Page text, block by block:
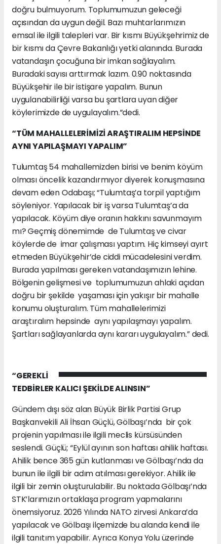
doğru bulmuyorum. Toplumumuzun geleceği
açısından da uygun değil. Bazı muhtarlarımızın
emsal ile ilgili talepleri var. Bir kısmı Büyükşehrimiz de
bir kısmı da Çevre Bakanlığı yetki alanında. Burada
vatandaşın çocuğuna bir imkan sağlayalım.
Buradaki sayısı arttırmak lazım. 0.90 noktasında
Büyükşehir ile bir istişare yapalım. Bunun
uygulanabilirliği varsa bu şartlara uyan diğer
köylerimizde de uygulayalım.”dedi.
“TÜM MAHALLELERİMİZİ ARAŞTIRALIM HEPSİNDE
AYNI YAPILAŞMAYI YAPALIM”
Tulumtaş 54 mahallemizden birisi ve benim köyüm
olması öncelik kazandırmıyor diyerek konuşmasına
devam eden Odabaşı; “Tulumtaş’a torpil yaptığım
söyleniyor. Yapılacak bir iş varsa Tulumtaş’a da
yapılacak. Köyüm diye oranın hakkını savunmayım
mı? Geçmiş dönemimde de Tulumtaş ve civar
köylerde de imar çalışması yaptım. Hiç kimseyi ayırt
etmeden Büyükşehir’de ciddi mücadelesini verdim.
Burada yapılması gereken vatandaşımızın lehine.
Bölgenin gelişmesi ve toplumumuzun ahlaki açıdan
doğru bir şekilde yaşaması için yakışır bir mahalle
konumu oluşturalım. Tüm mahallelerimizi
araştıralım hepsinde aynı yapılaşmayı yapalım.
Şartları sağlayanlarda aynı kararı uygulayalım.” dedi.
“GEREKLİ
TEDBİRLER KALICI ŞEKİLDE ALINSIN”
Gündem dışı söz alan Büyük Birlik Partisi Grup
Başkanvekili Ali İhsan Güçlü, Gölbaşı’nda bir çok
projenin yapılması ile ilgili meclis kürsüsünden
seslendi. Güçlü; “Eylül ayının son haftası ahilik haftası.
Ahilik bence 365 gün kutlanması ve Gölbaşı’nda da
bunun ile ilgili bir adım atılması gerekiyor. Ahilik ile
ilgili bir zemin oluşturulabilir. Bu noktada Gölbaşı’nda
STK’larımızın ortaklaşa program yapmalarını
önemsiyoruz. 2026 Yılında NATO zirvesi Ankara’da
yapılacak ve Gölbaşı ilçemizde bu alanda kendi ile
ilgili tanıtım yapabilir. Ayrıca Konya Yolu üzerinde